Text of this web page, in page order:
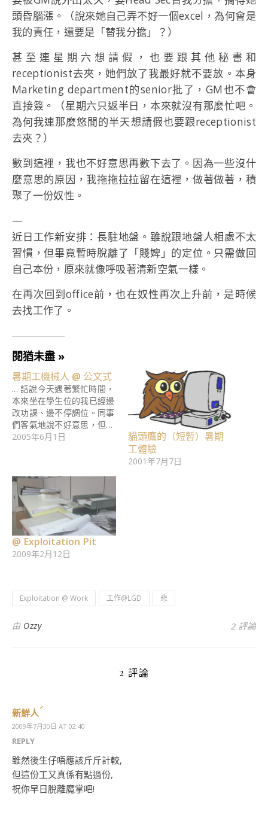
頭昏腦漲。（說來她自己弄不好一個excel，為何會是
我的責任，還要是「替我分擔」？）
甚至連星期六想請假，也要跟其他秘書和
receptionist去夾，她們放了我最好就不要放。本身
Marketing department的senior批了，GM也不會
直接簽。（星期六只返半日，本來就沒有那麼忙吧。
為何我連那麼悠閒的半天想請假也要跟receptionist
去夾？）
數到這裡，我也不好意思再數下去了。因為一些沒什
麼意思的原因，我拖拖拉拉留在這裡，做著做著，積
聚了一份奴性。
—
近日工作新安排：長駐地盤。雖說跟地盤人相處不太
習慣，但畢竟暫時脫離了「賤婢」的定位。只需做回
自己本份，原來就像呼吸著清新空氣一樣。
在再次回到office前，也在奴性再次上升前，是時候
去找工作了。
閱猶未盡 »
暑期工機械人 @ 公文式
... 話說今天遇著繁忙時間，
本來坐在學生位的我已經邊
改功課、邊不停調位。同事
們客氣地說不好意思，但…
2005年6月1日
貓頭鷹的（短暫）暑期
工體驗
2001年7月7日
@ Exploitation Pit
2009年2月12日
Exploitation @ Work 工作@LGD 悲
由 Ozzy 2 評論
2 評論
新鮮人
2009年7月30日 AT 02:40
REPLY
雖然後生仔唔應該斤斤計較,
但這份工又真係有點過份,
祝你早日脫離魔掌吧!